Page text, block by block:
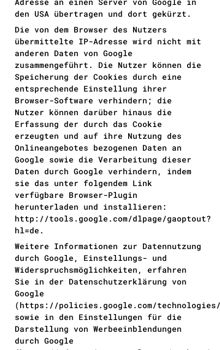
den USA übertragen und dort gekürzt.
Die von dem Browser des Nutzers
übermittelte IP-Adresse wird nicht mit
anderen Daten von Google
zusammengeführt. Die Nutzer können die
Speicherung der Cookies durch eine
entsprechende Einstellung ihrer
Browser-Software verhindern; die
Nutzer können darüber hinaus die
Erfassung der durch das Cookie
erzeugten und auf ihre Nutzung des
Onlineangebotes bezogenen Daten an
Google sowie die Verarbeitung dieser
Daten durch Google verhindern, indem
sie das unter folgendem Link
verfügbare Browser-Plugin
herunterladen und installieren:
http://tools.google.com/dlpage/gaoptout?
hl=de.
Weitere Informationen zur Datennutzung
durch Google, Einstellungs- und
Widerspruchsmöglichkeiten, erfahren
Sie in der Datenschutzerklärung von
Google
(https://policies.google.com/technologies/
sowie in den Einstellungen für die
Darstellung von Werbeeinblendungen
durch Google